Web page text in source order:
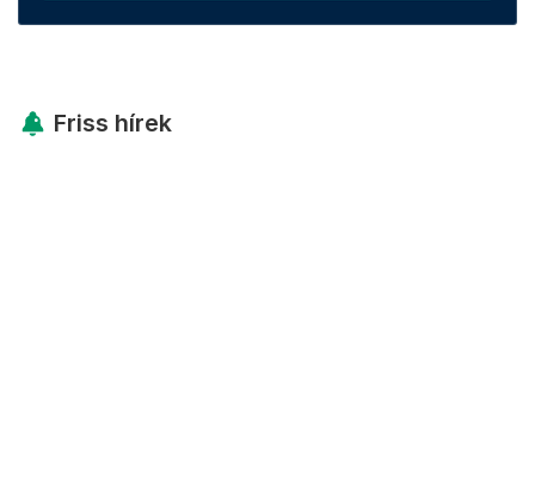
Friss hírek